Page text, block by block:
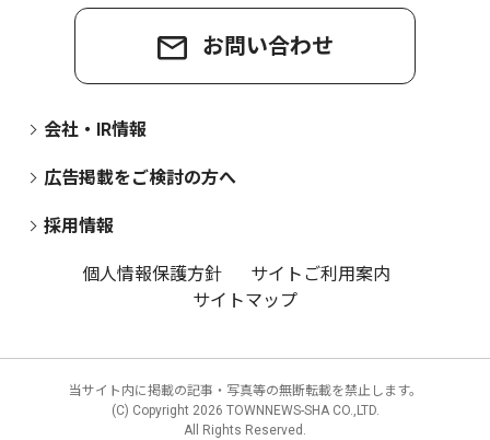
お問い合わせ
会社・IR情報
広告掲載をご検討の方へ
採用情報
個人情報保護方針
サイトご利用案内
サイトマップ
当サイト内に掲載の記事・写真等の無断転載を禁止します。
(C) Copyright 2026 TOWNNEWS-SHA CO.,LTD.
All Rights Reserved.